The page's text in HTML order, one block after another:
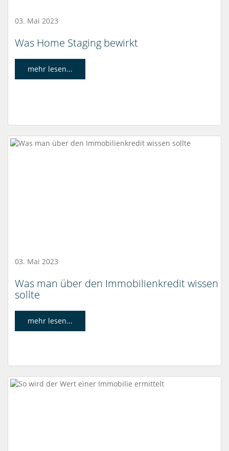
03. Mai 2023
Was Home Staging bewirkt
mehr lesen...
03. Mai 2023
Was man über den Immobilienkredit wissen
sollte
mehr lesen...